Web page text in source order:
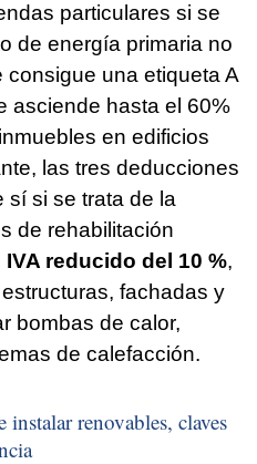
particulares si se
de energía primaria no
una etiqueta A
asciende hasta el 60%
en edificios
las tres deducciones
sí si se trata de la
de rehabilitación
IVA reducido del 10 %,
fachadas y
bombas de calor,
de calefacción.
instalar renovables, claves